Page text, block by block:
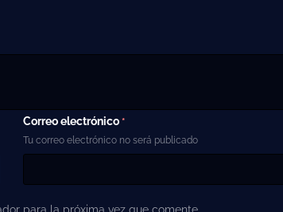
Correo electrónico *
Tu correo electrónico no será publicado